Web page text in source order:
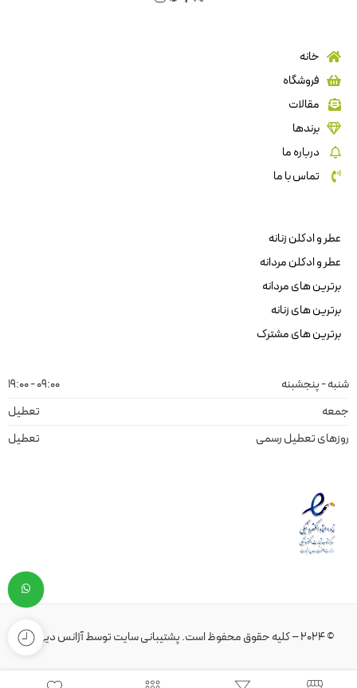
خانه
فروشگاه
مقالات
برندها
درباره ما
تماس با ما
عطر و ادکلن زنانه
عطر و ادکلن مردانه
برترین های مردانه
برترین های زنانه
برترین های مشترک
شنبه - پنجشبنه
09:00 - 19:00
جمعه
تعطیل
روزهای تعطیل رسمی
تعطیل
© 2024 – کلیه حقوق محفوظ است. پشتیبانی سایتتوسطآژانس دیهیم.